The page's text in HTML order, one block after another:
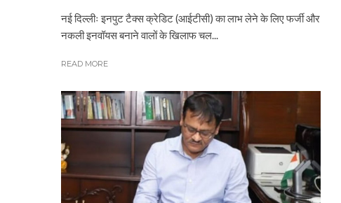
नई दिल्लीः इनपुट टैक्स क्रेडिट (आईटीसी) का लाभ लेने के लिए फर्जी और
नकली इनवॉयस बनाने वालों के खिलाफ चल...
READ MORE